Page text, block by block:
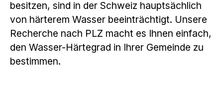
besitzen, sind in der Schweiz hauptsächlich
von härterem Wasser beeinträchtigt. Unsere
Recherche nach PLZ macht es Ihnen einfach,
den Wasser-Härtegrad in Ihrer Gemeinde zu
bestimmen.